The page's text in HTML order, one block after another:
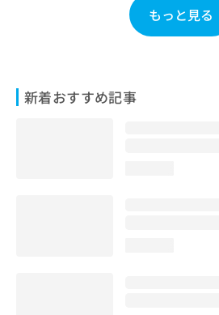
もっと見る
新着おすすめ記事
せ
は